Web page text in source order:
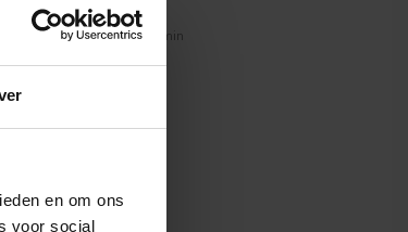
en om ons
voor social
23 juli 2026| 6 min